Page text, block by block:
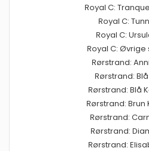
Royal C:
Royal C:
Royal C:
Royal C: Øvrige
Rørstrand:
Rørstrand:
Rørstrand: Blå
Rørstrand: Brun
Rørstrand:
Rørstrand:
Rørstrand: